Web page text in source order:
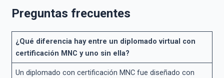
Preguntas frecuentes
¿Qué diferencia hay entre un diplomado virtual con
certificación MNC y uno sin ella?
Un diplomado con certificación MNC fue diseñado con